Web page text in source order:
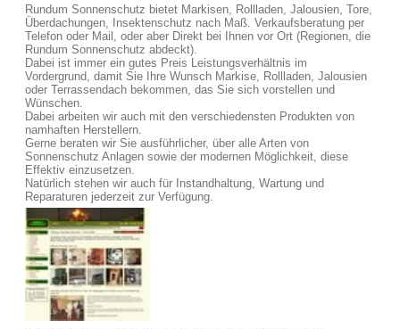
Rundum Sonnenschutz bietet Markisen, Rollladen, Jalousien, Tore,
Überdachungen, Insektenschutz nach Maß. Verkaufsberatung per
Telefon oder Mail, oder aber Direkt bei Ihnen vor Ort (Regionen, die
Rundum Sonnenschutz abdeckt).
Dabei ist immer ein gutes Preis Leistungsverhältnis im
Vordergrund, damit Sie Ihre Wunsch Markise, Rollladen, Jalousien
oder Terrassendach bekommen, das Sie sich vorstellen und
Wünschen.
Dabei arbeiten wir auch mit den verschiedensten Produkten von
namhaften Herstellern.
Gerne beraten wir Sie ausführlicher, über alle Arten von
Sonnenschutz Anlagen sowie der modernen Möglichkeit, diese
Effektiv einzusetzen.
Natürlich stehen wir auch für Instandhaltung, Wartung und
Reparaturen jederzeit zur Verfügung.